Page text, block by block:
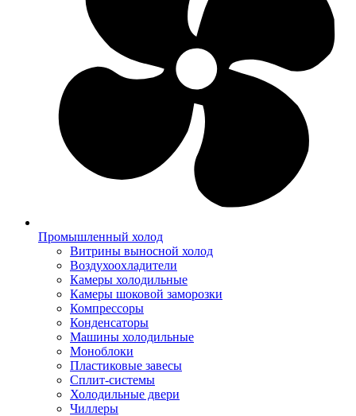
Промышленный холод
Витрины выносной холод
Воздухоохладители
Камеры холодильные
Камеры шоковой заморозки
Компрессоры
Конденсаторы
Машины холодильные
Моноблоки
Пластиковые завесы
Сплит-системы
Холодильные двери
Чиллеры